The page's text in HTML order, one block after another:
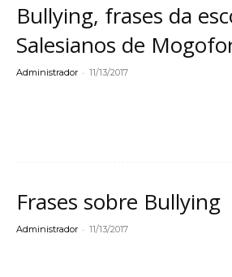
Bullying, frases da
Salesianos de
Administrador - 11/13/2017
Frases sobre Bullying
Administrador - 11/13/2017